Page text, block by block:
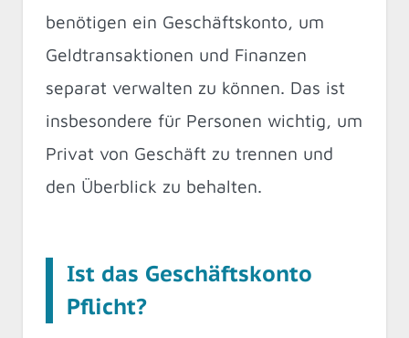
benötigen ein Geschäftskonto, um
Geldtransaktionen und Finanzen
separat verwalten zu können. Das ist
insbesondere für Personen wichtig, um
Privat von Geschäft zu trennen und
den Überblick zu behalten.
Ist das Geschäftskonto
Pflicht?